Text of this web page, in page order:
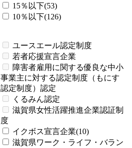
15％以下(53)
10％以下(126)
ユースエール認定制度
若者応援宣言企業
障害者雇用に関する優良な中小
事業主に対する認定制度（もにす
認定制度）認定
くるみん認定
滋賀県女性活躍推進企業認証制
度
イクボス宣言企業(10)
滋賀県ワーク・ライフ・バラン